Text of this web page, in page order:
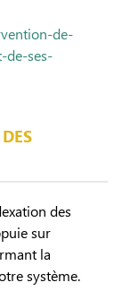
de-
de-ses-
des
sur
la
système.